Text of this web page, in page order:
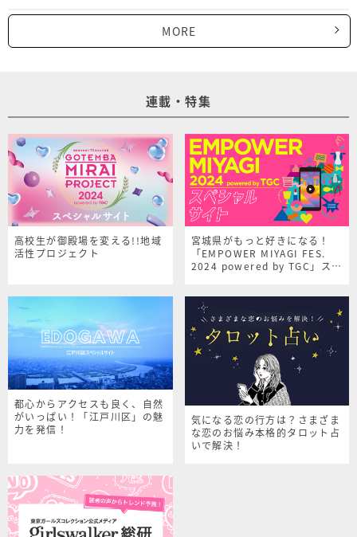
MORE
連載・特集
高校生が御殿場を変える!!地域
活性プロジェクト
宮城県がもっと好きになる！
「EMPOWER MIYAGI FES.
2024 powered by TGC」スペ
都心からアクセスも良く、自然
がいっぱい！「江戸川区」の魅
力を発信！
気になる恋の行方は？さまざま
な恋のお悩み本格的タロット占
いで解決！